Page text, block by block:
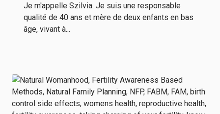
Je m'appelle Szilvia. Je suis une responsable
qualité de 40 ans et mère de deux enfants en bas
âge, vivant à...